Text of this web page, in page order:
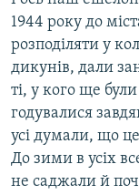
1944 року до
розподіляти у
дикунів, дали
ті, у кого ще були
годувалися
усі думали, що
До зими в усіх
не саджали й